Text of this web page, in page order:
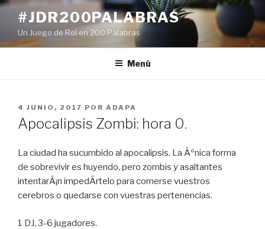
Ir
contenido
#JDR200PALABRAS
Un Juego de Rol en 200 Palabras
Menú
PUBLICADO
EN
4 JUNIO, 2017 POR ADAPA
Apocalipsis Zombi: hora 0.
La ciudad ha sucumbido al apocalipsis. La Ãºnica forma
de sobrevivir es huyendo, pero zombis y asaltantes
intentarÃ¡n impedÃ­rtelo para comerse vuestros
cerebros o quedarse con vuestras pertenencias.
1 DJ, 3-6 jugadores.